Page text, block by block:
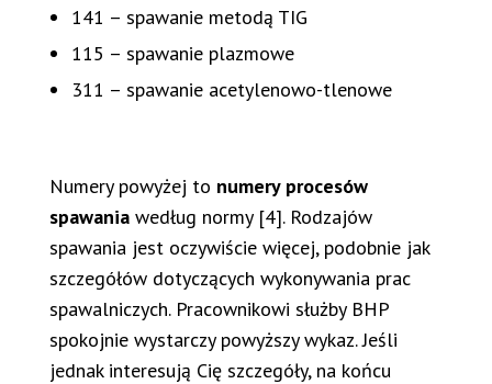
141 – spawanie metodą TIG
115 – spawanie plazmowe
311 – spawanie acetylenowo-tlenowe
Numery powyżej to numery procesów
spawania według normy [4]. Rodzajów
spawania jest oczywiście więcej, podobnie jak
szczegółów dotyczących wykonywania prac
spawalniczych. Pracownikowi służby BHP
spokojnie wystarczy powyższy wykaz. Jeśli
jednak interesują Cię szczegóły, na końcu